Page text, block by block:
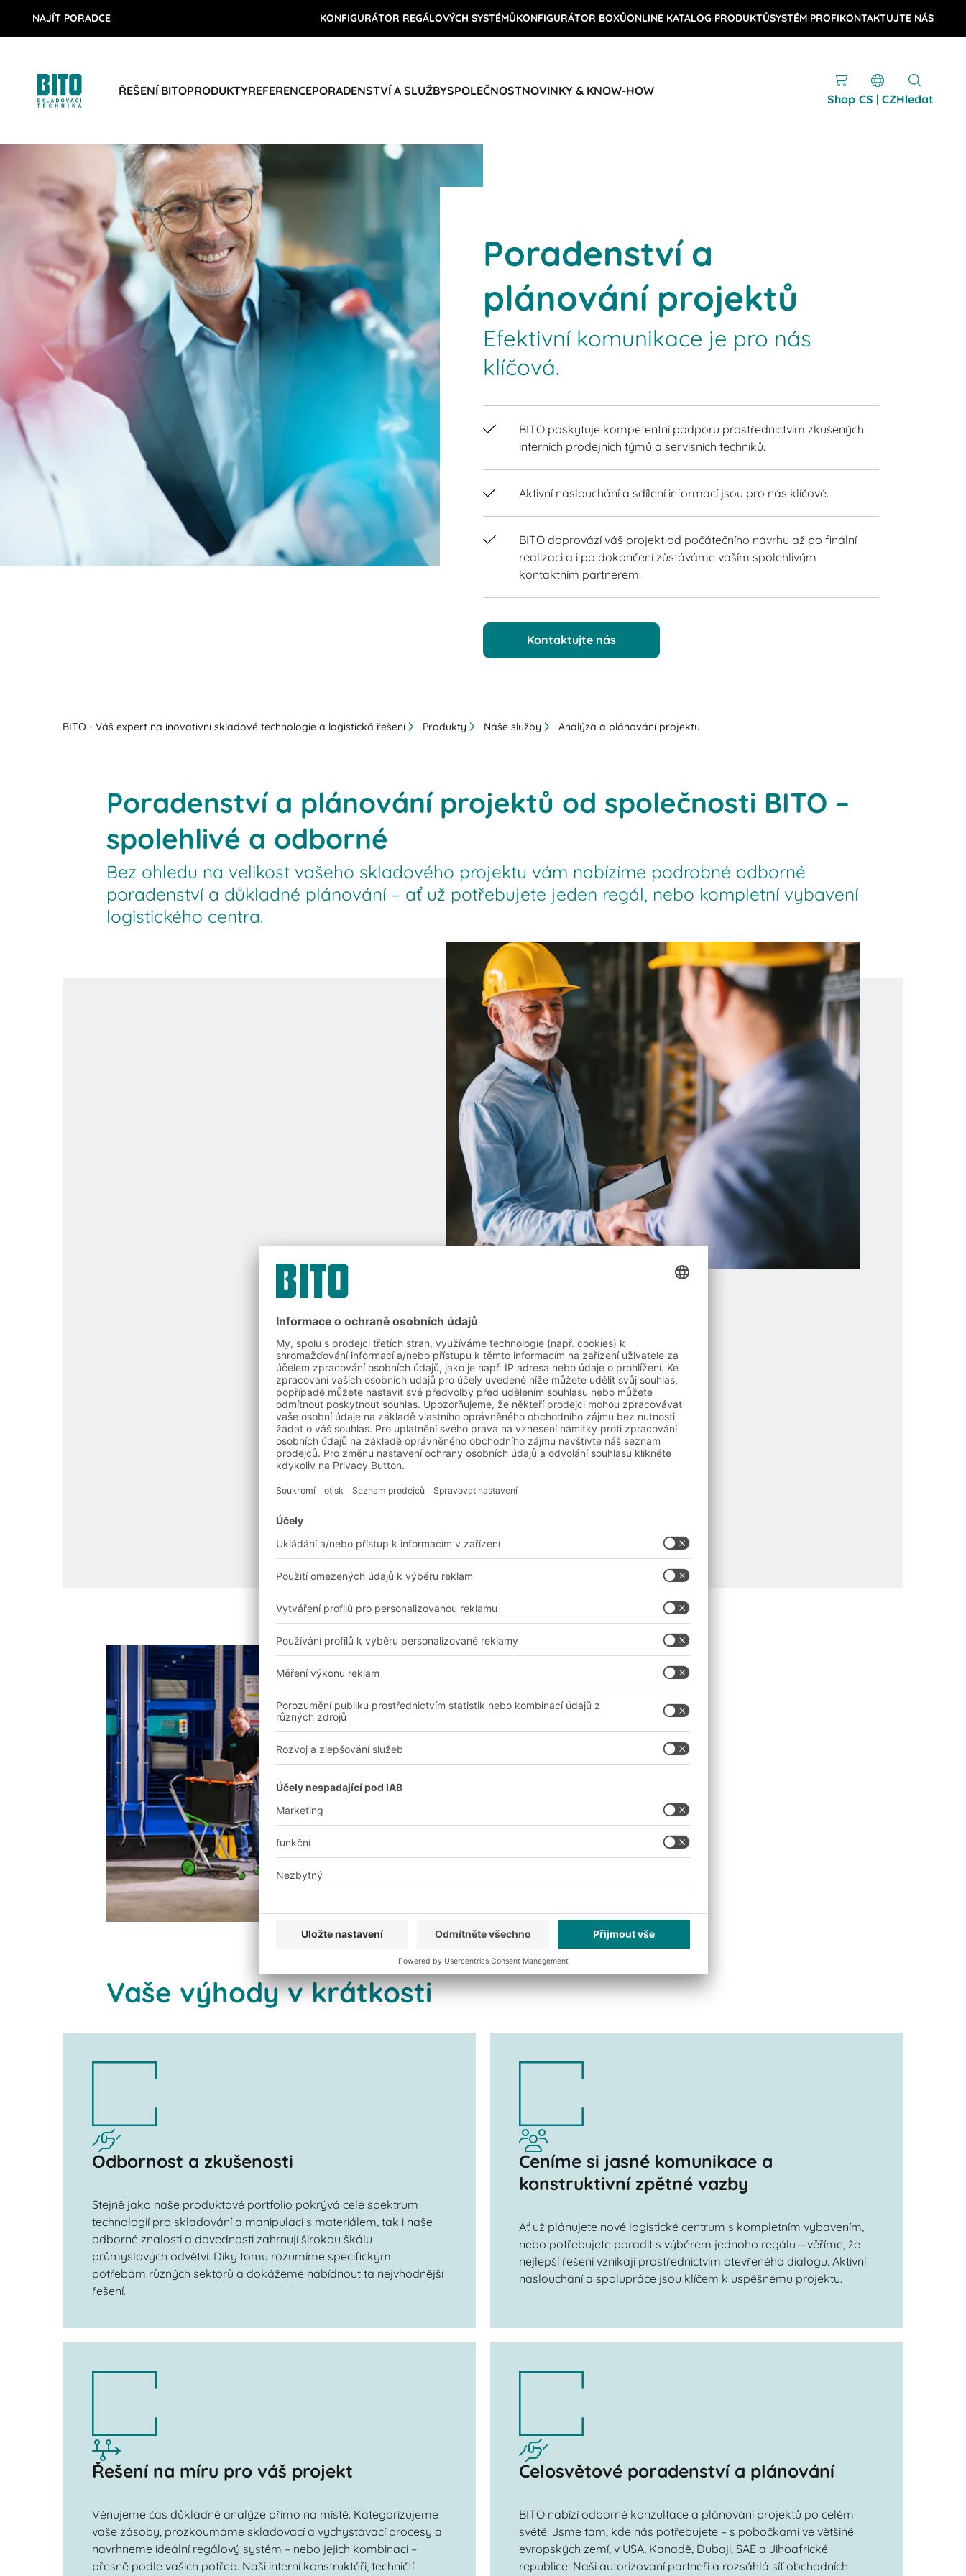
NAJÍT PORADCE KONFIGURÁTOR REGÁLOVÝCH SYSTÉMŮKONFIGURÁTOR BOXŮONLINE KATALOG PRODUKTŮSYSTÉM PROFIKONTAKTUJTE NÁS
ŘEŠENÍ BITOPRODUKTYREFERENCEPORADENSTVÍ A SLUŽBYSPOLEČNOSTNOVINKY & KNOW-HOW
Shop CS | CZHledat
BIT O
Poradenství a
plánování projektů
Efektivní komunikace je pro nás
klíčová.
BITO poskytuje kompetentní podporu prostřednictvím zkušených
interních prodejních týmů a servisních techniků.
Aktivní naslouchání a sdílení informací jsou pro nás klíčové.
BITO doprovází váš projekt od počátečního návrhu až po finální
realizaci a i po dokončení zůstáváme vaším spolehlivým
kontaktním partnerem.
Kontaktujte nás
BITO - Váš expert na inovativní skladové technologie a logistická řešení Produkty Naše služby Analýza a plánování projektu
Poradenství a plánování projektů od společnosti BITO –
spolehlivé a odborné
Bez ohledu na velikost vašeho skladového projektu vám nabízíme podrobné odborné
poradenství a důkladné plánování – ať už potřebujete jeden regál, nebo kompletní vybavení
logistického centra.
Vaše výhody v krátkosti
Odbornost a zkušenosti
Stejně jako naše produktové portfolio pokrývá celé spektrum
technologií pro skladování a manipulaci s materiálem, tak i naše
odborné znalosti a dovednosti zahrnují širokou škálu
průmyslových odvětví. Díky tomu rozumíme specifickým
potřebám různých sektorů a dokážeme nabídnout ta nejvhodnější
řešení.
Ceníme si jasné komunikace a
konstruktivní zpětné vazby
Ať už plánujete nové logistické centrum s kompletním vybavením,
nebo potřebujete poradit s výběrem jednoho regálu – věříme, že
nejlepší řešení vznikají prostřednictvím otevřeného dialogu. Aktivní
naslouchání a spolupráce jsou klíčem k úspěšnému projektu.
Řešení na míru pro váš projekt
Věnujeme čas důkladné analýze přímo na místě. Kategorizujeme
vaše zásoby, prozkoumáme skladovací a vychystávací procesy a
navrhneme ideální regálový systém – nebo jejich kombinaci –
přesně podle vašich potřeb. Naši interní konstruktéři, techničtí
Celosvětové poradenství a plánování
BITO nabízí odborné konzultace a plánování projektů po celém
světě. Jsme tam, kde nás potřebujete – s pobočkami ve většině
evropských zemí, v USA, Kanadě, Dubaji, SAE a Jihoafrické
republice. Naši autorizovaní partneři a rozsáhlá síť obchodních